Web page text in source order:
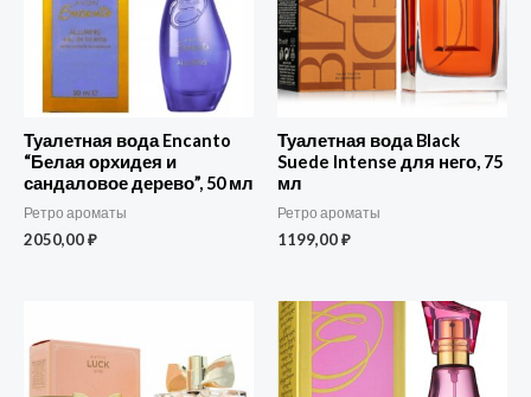
Туалетная вода Encanto
“Белая орхидея и
сандаловое дерево”, 50 мл
Ретро ароматы
2050,00₽
Туалетная вода Black
Suede Intense для него, 75
мл
Ретро ароматы
1199,00₽